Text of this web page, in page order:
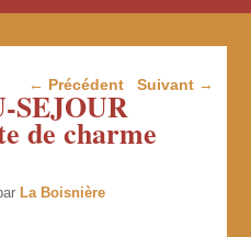
Navigation dans les
← Précédent Suivant →
SEJOUR
de charme
La Boisnière